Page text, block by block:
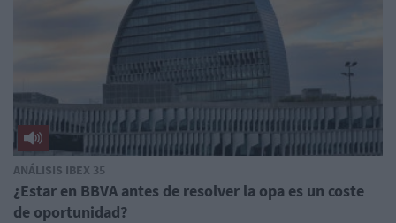
ANÁLISIS IBEX 35
¿Estar en BBVA antes de resolver la opa es un coste
de oportunidad?